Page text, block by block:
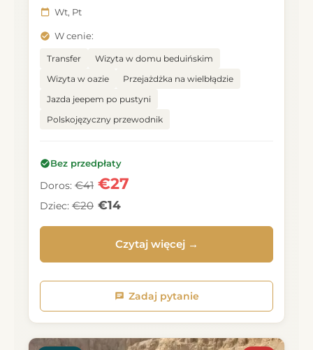
Wt, Pt
W cenie:
Transfer
Wizyta w domu beduińskim
Wizyta w oazie
Przejażdżka na wielbłądzie
Jazda jeepem po pustyni
Polskojęzyczny przewodnik
Bez przedpłaty
Doros: €41 €27
Dziec: €20 €14
Czytaj więcej →
Zadaj pytanie